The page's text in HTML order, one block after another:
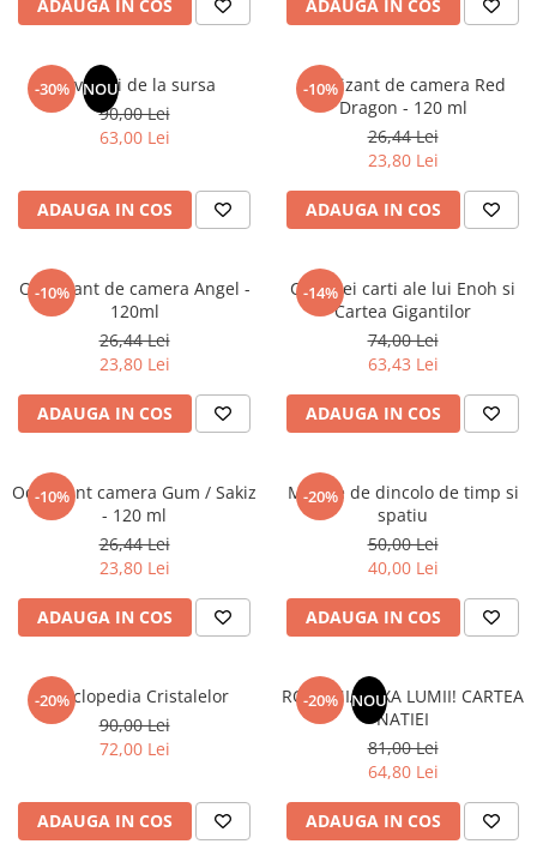
Elevi de 10 plus
Lecturi Scolare
Lumea Copilariei
Ma pregatesc pentru scoala
Clasa a II-a
Clasa a III-a
Clasa a IV-a
Clasa a V-a
Clasa a VI-a
Clasa a VII-a
Clasa a VIII-a
Clasa I
Limbi Straine
Povesti
Povesti ilustrate
Realitatea Augmentata
ScienceConnection
ADAUGA IN COS ADAUGA IN COS
-30% NOU
Revelatii de la sursa
90,00 Lei
63,00 Lei
ADAUGA IN COS
-10%
Odorizant de camera Red
Dragon - 120 ml
26,44 Lei
23,80 Lei
ADAUGA IN COS
-10%
Odorizant de camera Angel -
120ml
26,44 Lei
23,80 Lei
ADAUGA IN COS
-14%
Cele trei carti ale lui Enoh si
Cartea Gigantilor
74,00 Lei
63,43 Lei
ADAUGA IN COS
-10%
Odorizant camera Gum / Sakiz
- 120 ml
26,44 Lei
23,80 Lei
ADAUGA IN COS
-20%
Mesaje de dincolo de timp si
spatiu
50,00 Lei
40,00 Lei
ADAUGA IN COS
-20%
Enciclopedia Cristalelor
90,00 Lei
72,00 Lei
ADAUGA IN COS
-20% NOU
ROMANIA, AXA LUMII! CARTEA
NATIEI
81,00 Lei
64,80 Lei
ADAUGA IN COS